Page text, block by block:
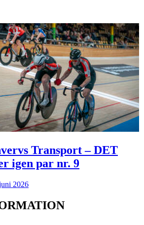
Transport – DET
igen par nr. 9
2026